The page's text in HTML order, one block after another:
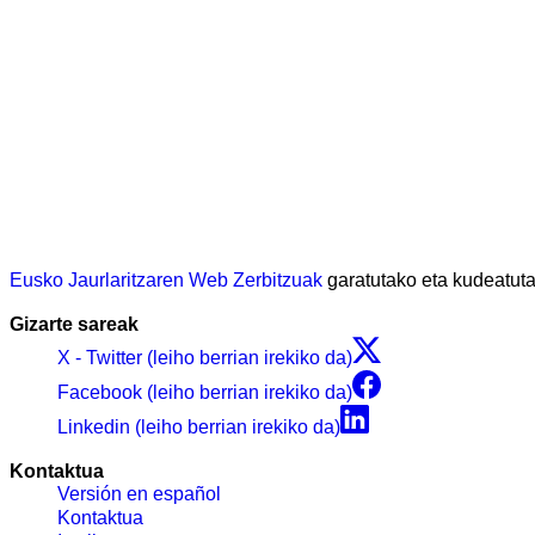
Eusko Jaurlaritzaren Web Zerbitzuak garatutako eta
Gizarte sareak
X - Twitter (leiho berrian irekiko da)
Facebook (leiho berrian irekiko da)
Linkedin (leiho berrian irekiko da)
Kontaktua
Versión en español
Kontaktua